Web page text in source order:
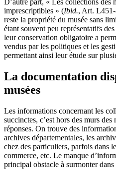
D’autre part, « Les collections des
imprescriptibles » (Ibid., Art.
reste la propriété du musée sans
étant souvent peu représentatifs
leur conservation obligatoire a
vendus par les politiques et les
permettant ainsi leur étude sur
La documentation
musées
Les informations concernant les
succinctes, c’est hors des murs
réponses. On trouve des
archives départementales, les
chez des particuliers, parfois dans
commerce, etc. Le manque
principal obstacle à surmonter